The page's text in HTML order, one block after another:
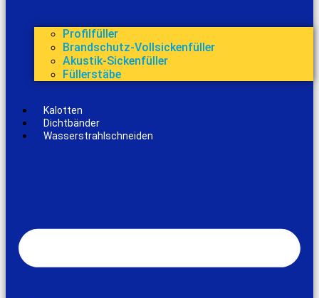
Profilfüller
Brandschutz-Vollsickenfüller
Akustik-Sickenfüller
Füllerstäbe
Kalotten
Dichtbänder
Wasserstrahlschneiden